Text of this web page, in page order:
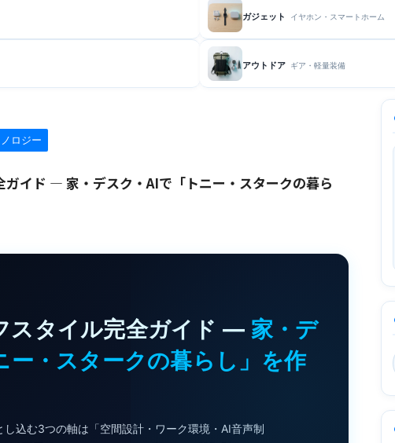
ガジェット イヤホン・スマートホーム
アウトドア ギア・軽量装備
ロジー
ガイド — 家・デスク・AIで「トニー・スタークの暮ら
スタイル完全ガイド — 家・デ
ー・スタークの暮らし」を作
し込む3つの軸は「空間設計・ワーク環境・AI音声制